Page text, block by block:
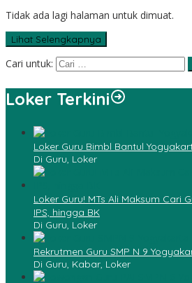
Tidak ada lagi halaman untuk dimuat.
Lihat Selengkapnya
Cari untuk:
Loker Terkini
Loker Guru Bimbl Bantul
Di Guru, Loker
Loker Guru! MTs Ali Maksum Cari
IPS, hingga BK
Di Guru, Loker
Rekrutmen Guru SMP N 9
Di Guru, Kabar, Loker